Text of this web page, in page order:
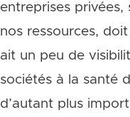
entreprises
nos ressources,
ait un peu de
sociétés à la santé
d’autant plus